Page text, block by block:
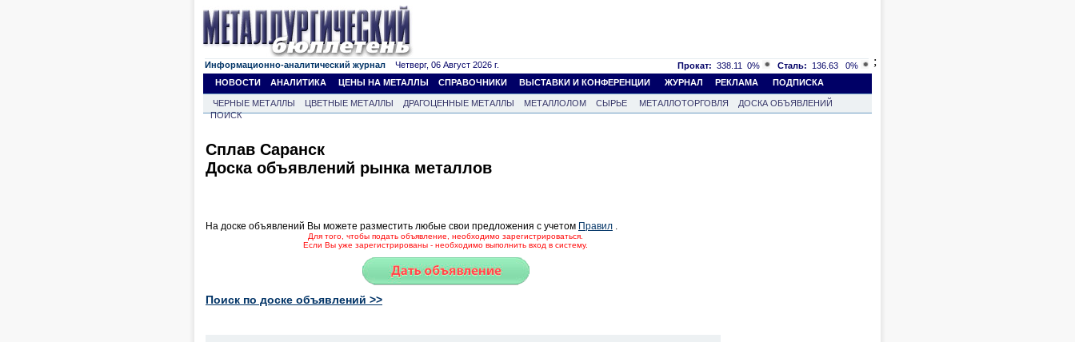
Информационно-аналитический журнал Четверг, 06 Август 2026 г. Прокат: 338.11 0% Сталь: 136.63
0%
НОВОСТИ
АНАЛИТИКА ЦЕНЫ НА МЕТАЛЛЫ СПРАВОЧНИКИ ВЫСТАВКИ И КОНФЕРЕНЦИИ ЖУРНАЛ РЕКЛАМА ПОДПИСКА
ЧЕРНЫЕ МЕТАЛЛЫ ЦВЕТНЫЕ МЕТАЛЛЫ ДРАГОЦЕННЫЕ МЕТАЛЛЫ МЕТАЛЛОЛОМ СЫРЬЕ МЕТАЛЛОТОРГОВЛЯ
ДОСКА ОБЪЯВЛЕНИЙ
ПОИСК
;
Сплав Саранск
Доска объявлений рынка металлов
На доске объявлений Вы можете разместить любые свои предложения с учетом Правил
Для того, чтобы подать объявление, необходимо зарегистрироваться.
Если Вы уже зарегистрированы - необходимо выполнить вход в систему.
Поиск по доске объявлений >>